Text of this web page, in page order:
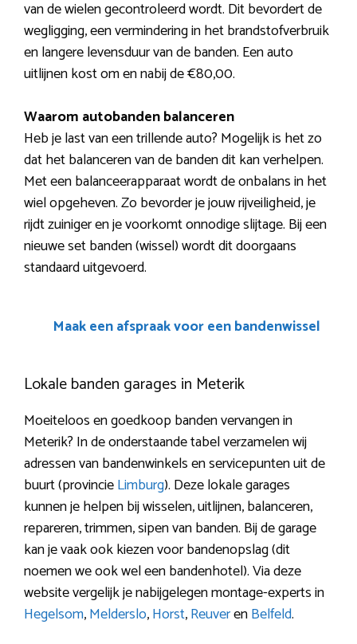
van de wielen gecontroleerd wordt. Dit bevordert de
wegligging, een vermindering in het brandstofverbruik
en langere levensduur van de banden. Een auto
uitlijnen kost om en nabij de €80,00.
Waarom autobanden balanceren
Heb je last van een trillende auto? Mogelijk is het zo
dat het balanceren van de banden dit kan verhelpen.
Met een balanceerapparaat wordt de onbalans in het
wiel opgeheven. Zo bevorder je jouw rijveiligheid, je
rijdt zuiniger en je voorkomt onnodige slijtage. Bij een
nieuwe set banden (wissel) wordt dit doorgaans
standaard uitgevoerd.
Maak een afspraak voor een bandenwissel
Lokale banden garages in Meterik
Moeiteloos en goedkoop banden vervangen in
Meterik? In de onderstaande tabel verzamelen wij
adressen van bandenwinkels en servicepunten uit de
buurt (provincieLimburg). Deze lokale garages
kunnen je helpen bij wisselen, uitlijnen, balanceren,
repareren, trimmen, sipen van banden. Bij de garage
kan je vaak ook kiezen voor bandenopslag (dit
noemen we ook wel een bandenhotel). Via deze
website vergelijk je nabijgelegen montage-experts in
Hegelsom,Melderslo,Horst,ReuverenBelfeld.